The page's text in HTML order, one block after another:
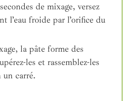
de mixage, versez
l’eau froide par l’orifice du
la pâte forme des
les et rassemblez-les
un carré.